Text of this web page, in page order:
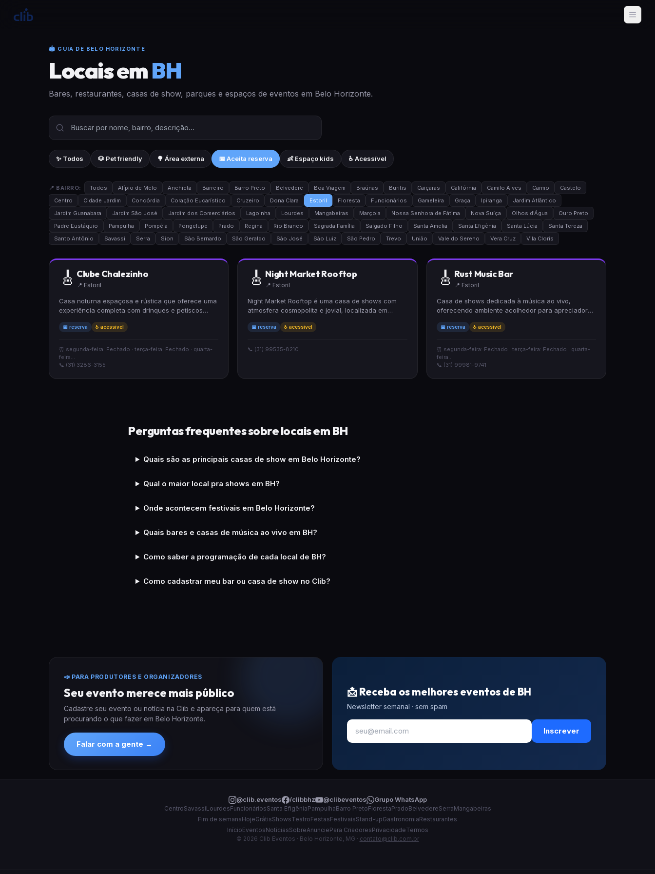
🏟 GUIA DE BELO HORIZONTE
Locais emBH
Bares, restaurantes, casas de show, parques e espaços de eventos em Belo Horizonte.
✨ Todos 🐶 Pet friendly 🌳 Área externa 📅 Aceita reserva 👶 Espaço kids ♿ Acessível
📍 BAIRRO: Todos Alípio de Melo Anchieta Barreiro Barro Preto Belvedere Boa Viagem Braúnas Buritis Caiçaras Califórnia Camilo Alves Carmo
Castelo
Centro
Cidade Jardim Concórdia Coração Eucarístico Cruzeiro Dona Clara Estoril Floresta Funcionários Gameleira Graça Ipiranga
Jardim Atlântico
Jardim Guanabara
Jardim São José Jardim dos Comerciários Lagoinha Lourdes Mangabeiras Marçola Nossa Senhora de Fátima Nova Suíça Olhos d'Água
Ouro Preto
Padre Eustáquio
Pampulha Pompéia Pongelupe Prado Regina Rio Branco Sagrada Família Salgado Filho Santa Amelia Santa Efigênia Santa Lúcia
Santa Tereza
Santo Antônio
Savassi Serra Sion São Bernardo São Geraldo São José São Luiz São Pedro Trevo União Vale do Sereno Vera Cruz Vila Cloris
🎸 Clube Chalezinho
📍 Estoril
Casa noturna espaçosa e rústica que oferece uma
experiência completa com drinques e petiscos
ao vivo. O ambiente mantém um clima animado e
para reservas.
📅 reserva ♿ acessível
⏰ segunda-feira: Fechado · terça-feira: Fechado · quarta-
feira...
📞 (31) 3286-3155
🎸 Night Market Rooftop
📍 Estoril
Night Market Rooftop é uma casa de shows com
atmosfera cosmopolita e jovial, localizada em
petiscos enquanto você aprecia música lounge ao
possibilidade de reserva.
📅 reserva ♿ acessível
📞 (31) 99535-8210
🎸 Rust Music Bar
📍 Estoril
Casa de shows dedicada à música ao vivo,
oferecendo ambiente acolhedor para apreciadores
cadeirantes e aceita reservas, facilitando o
curtir apresentações musicais em clima
descontraído.
📅 reserva ♿ acessível
⏰ segunda-feira: Fechado · terça-feira: Fechado · quarta-
feira...
📞 (31) 99981-9741
Perguntas frequentes sobre locais em BH
Quais são as principais casas de show em Belo Horizonte?
Qual o maior local pra shows em BH?
Onde acontecem festivais em Belo Horizonte?
Quais bares e casas de música ao vivo em BH?
Como saber a programação de cada local de BH?
Como cadastrar meu bar ou casa de show no Clib?
📣 PARA PRODUTORES E ORGANIZADORES
Seu evento merece mais público
Cadastre seu evento ou notícia na Clib e apareça para quem está
procurando o que fazer em Belo Horizonte.
Falar com a gente →
📩 Receba os melhores eventos de BH
Newsletter semanal · sem spam
Inscrever
@clib.eventos /clibbhz @clibeventos Grupo WhatsApp
CentroSavassiLourdesFuncionáriosSanta EfigêniaPampulhaBarro PretoFlorestaPradoBelvedereSerraMangabeiras
Fim de semanaHojeGrátisShowsTeatroFestasFestivaisStand-upGastronomiaRestaurantes
InícioEventosNotíciasSobreAnunciePara CriadoresPrivacidadeTermos
© 2026 Clib Eventos · Belo Horizonte, MG · contato@clib.com.br